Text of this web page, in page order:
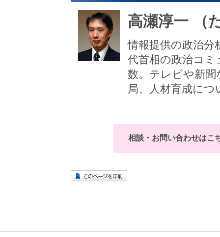
高瀬淳一 （
情報提供の政治分
代首相の政治コ
数。テレビや新
局、人材育成に
相談・お問い合わせはこ